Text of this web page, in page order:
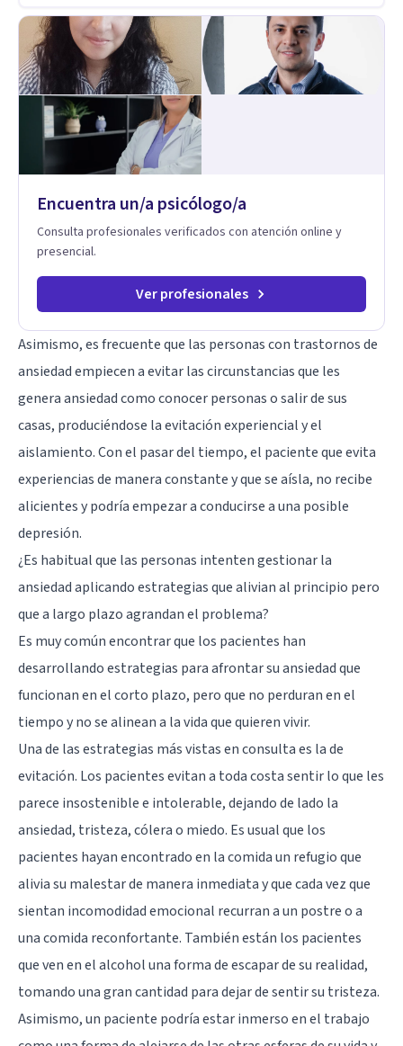
crea un espacio de verbalización libre y sin filtros. A través de
esta conversación abierta y del trabajo analítico conjunto, se
exploran las vivencias que aún condicionan el presente, se les
otorga un nuevo sentido y se transforma su impacto
emocional. De esta forma, los pacientes logran mayor
claridad sobre sí mismos, reducen significativamente su
sufrimiento y alcanzan cambios profundos y duraderos en su
vida y relaciones personales.
Encuentra un/a psicólogo/a
Consulta profesionales verificados con atención online y
presencial.
Ver profesionales
Asimismo, es frecuente que las personas con trastornos de
ansiedad empiecen a evitar las circunstancias que les
genera ansiedad como conocer personas o salir de sus
casas, produciéndose la evitación experiencial y el
aislamiento. Con el pasar del tiempo, el paciente que evita
experiencias de manera constante y que se aísla, no recibe
alicientes y podría empezar a conducirse a una posible
depresión.
¿Es habitual que las personas intenten gestionar la
ansiedad aplicando estrategias que alivian al principio pero
que a largo plazo agrandan el problema?
Es muy común encontrar que los pacientes han
desarrollando estrategias para afrontar su ansiedad que
funcionan en el corto plazo, pero que no perduran en el
tiempo y no se alinean a la vida que quieren vivir.
Una de las estrategias más vistas en consulta es la de
evitación. Los pacientes evitan a toda costa sentir lo que les
parece insostenible e intolerable, dejando de lado la
ansiedad, tristeza, cólera o miedo. Es usual que los
pacientes hayan encontrado en la comida un refugio que
alivia su malestar de manera inmediata y que cada vez que
sientan incomodidad emocional recurran a un postre o a
una comida reconfortante. También están los pacientes
que ven en el alcohol una forma de escapar de su realidad,
tomando una gran cantidad para dejar de sentir su tristeza.
Asimismo, un paciente podría estar inmerso en el trabajo